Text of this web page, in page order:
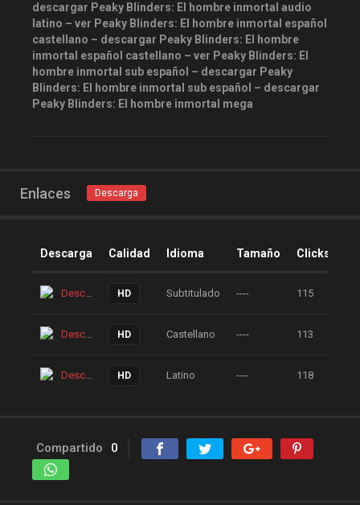
descargar Peaky Blinders: El hombre inmortal audio
latino – ver Peaky Blinders: El hombre inmortal español
castellano – descargar Peaky Blinders: El hombre
inmortal español castellano – ver Peaky Blinders: El
hombre inmortal sub español – descargar Peaky
Blinders: El hombre inmortal sub español – descargar
Peaky Blinders: El hombre inmortal mega
Enlaces Descarga
Descarga Calidad Idioma Tamaño Clicks
Descarga HD Subtitulado ---- 115
Descarga HD Castellano ---- 113
Descarga HD Latino ---- 118
Compartido 0